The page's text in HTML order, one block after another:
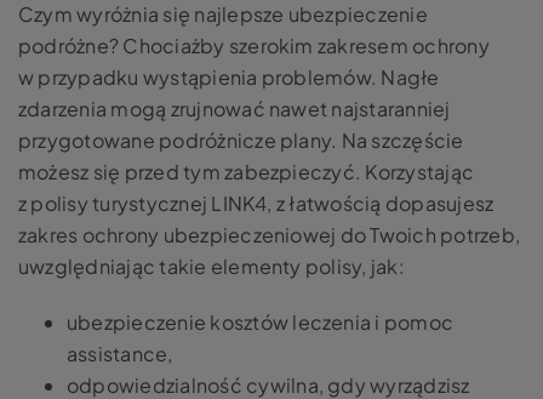
Czym wyróżnia się najlepsze ubezpieczenie
podróżne? Chociażby szerokim zakresem ochrony
w przypadku wystąpienia problemów. Nagłe
zdarzenia mogą zrujnować nawet najstaranniej
przygotowane podróżnicze plany. Na szczęście
możesz się przed tym zabezpieczyć. Korzystając
z polisy turystycznej LINK4, z łatwością dopasujesz
zakres ochrony ubezpieczeniowej do Twoich potrzeb,
uwzględniając takie elementy polisy, jak:
ubezpieczenie kosztów leczenia i pomoc
assistance,
odpowiedzialność cywilna, gdy wyrządzisz